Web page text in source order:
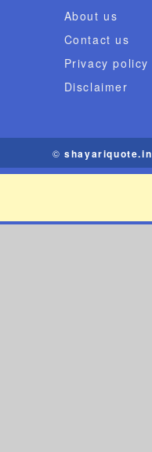
About us
Contact us
Privacy policy
Disclaimer
©shayariquote.in